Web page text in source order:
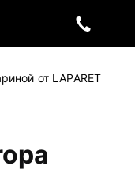
от LAPARET